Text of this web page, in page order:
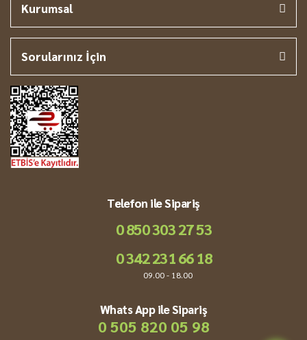
Kurumsal
Sorularınız İçin
Telefon ile Sipariş
0 850 303 27 53
0 342 231 66 18
09.00 - 18.00
Whats App ile Sipariş
0 505 820 05 98